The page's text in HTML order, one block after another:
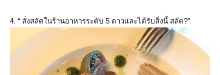
4. “ สั่งสลัดในร้านอาหารระดับ 5 ดาวและได้รับสิ่งนี้ สลัด?”